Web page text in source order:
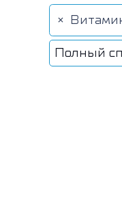
× Витамины,
Полный